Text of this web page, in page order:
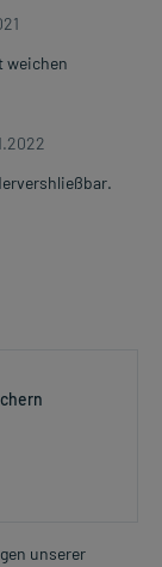
weichen
unserer